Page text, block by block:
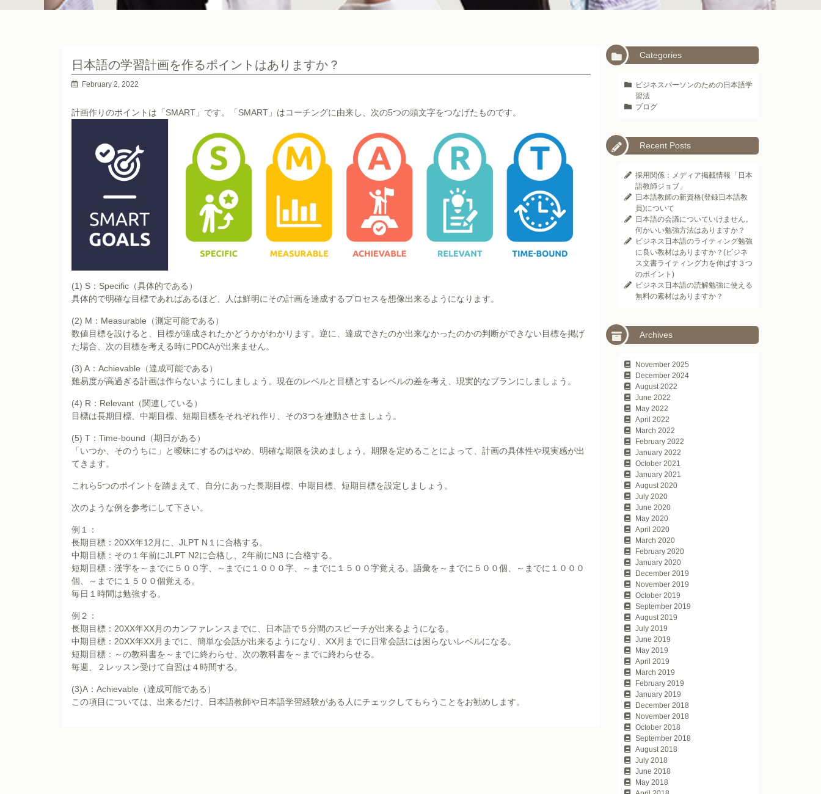
日本語の学習計画を作るポイントはありますか？
February 2, 2022
計画作りのポイントは「SMART」です。「SMART」はコーチングに由来し、次の5つの頭文字をつなげたものです。
(1) S：Specific（具体的である）
具体的で明確な目標であればあるほど、人は鮮明にその計画を達成するプロセスを想像出来るようになります。
(2) M：Measurable（測定可能である）
数値目標を設けると、目標が達成されたかどうかがわかります。逆に、達成できたのか出来なかったのかの判断ができない目標を掲げ
た場合、次の目標を考える時にPDCAが出来ません。
(3) A：Achievable（達成可能である）
難易度が高過ぎる計画は作らないようにしましょう。現在のレベルと目標とするレベルの差を考え、現実的なプランにしましょう。
(4) R：Relevant（関連している）
目標は長期目標、中期目標、短期目標をそれぞれ作り、その3つを連動させましょう。
(5) T：Time-bound（期日がある）
「いつか、そのうちに」と曖昧にするのはやめ、明確な期限を決めましょう。期限を定めることによって、計画の具体性や現実感が出
てきます。
これら5つのポイントを踏まえて、自分にあった長期目標、中期目標、短期目標を設定しましょう。
次のような例を参考にして下さい。
例１：
長期目標：20XX年12月に、JLPT N１に合格する。
中期目標：その１年前にJLPT N2に合格し、2年前にN3 に合格する。
短期目標：漢字を～までに５００字、～までに１０００字、～までに１５００字覚える。語彙を～までに５００個、～までに１０００
個、～までに１５００個覚える。
毎日１時間は勉強する。
例２：
長期目標：20XX年XX月のカンファレンスまでに、日本語で５分間のスピーチが出来るようになる。
中期目標：20XX年XX月までに、簡単な会話が出来るようになり、XX月までに日常会話には困らないレベルになる。
短期目標：～の教科書を～までに終わらせ、次の教科書を～までに終わらせる。
毎週、２レッスン受けて自習は４時間する。
(3)A：Achievable（達成可能である）
この項目については、出来るだけ、日本語教師や日本語学習経験がある人にチェックしてもらうことをお勧めします。
Categories
ビジネスパーソンのための日本語学
習法
ブログ
Recent Posts
採用関係：メディア掲載情報「日本
語教師ジョブ」
日本語教師の新資格(登録日本語教
員)について
日本語の会議についていけません。
何かいい勉強方法はありますか？
ビジネス日本語のライティング勉強
に良い教材はありますか？(ビジネ
ス文書ライティング力を伸ばす３つ
のポイント)
ビジネス日本語の読解勉強に使える
無料の素材はありますか？
Archives
November 2025
December 2024
August 2022
June 2022
May 2022
April 2022
March 2022
February 2022
January 2022
October 2021
January 2021
August 2020
July 2020
June 2020
May 2020
April 2020
March 2020
February 2020
January 2020
December 2019
November 2019
October 2019
September 2019
August 2019
July 2019
June 2019
May 2019
April 2019
March 2019
February 2019
January 2019
December 2018
November 2018
October 2018
September 2018
August 2018
July 2018
June 2018
May 2018